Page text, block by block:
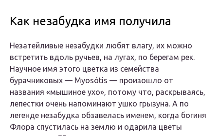
Как незабудка имя получила
Незатейливые незабудки любят влагу, их можно
встретить вдоль ручьев, на лугах, по берегам рек.
Научное имя этого цветка из семейства
бурачниковых — Myosótis — произошло от
названия «мышиное ухо», потому что, раскрываясь,
лепестки очень напоминают ушко грызуна. А по
легенде незабудка обзавелась именем, когда богиня
Флора спустилась на землю и одарила цветы